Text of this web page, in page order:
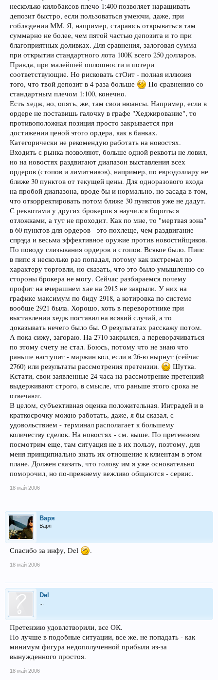
несколько килобаксов плечо 1:400 позволяет наращивать
депозит быстро, если пользоваться умеючи, даже, при
соблюдении ММ. Я, например, стараюсь открываться там
суммарно не более, чем пятой частью депозита и то при
благоприятных доливках. Для сравнения, залоговая сумма
при открытии стандартного лота 100К всего 250 долларов.
Правда, при малейшей оплошности и потери
соответствующие. Но рисковать стОит - полная иллюзия
того, что твой депозит в 4 раза больше
По сравнению со
стандартным плечом 1:100, конечно.
Есть хедж, но, опять, же, там свои нюансы. Например, если в
ордере не поставишь галочку в графе "Хеджирование", то
противоположная позиция просто закрывается при
достижении ценой этого ордера, как в банках.
Категорически не рекомендую работать на новостях.
Входить с рынка позволяют, больше одной реквоты не ловил,
но на новостях раздвигают диапазон выставления всех
ордеров (стопов и лимитников), например, по евродоллару не
ближе 30 пунктов от текущей цены. Для одноразового входа
на пробой диапазона, вроде бы и нормально, но засада в том,
что откорректировать потом ближе 30 пунктов уже не дадут.
С реквотами у других брокеров я научился бороться
отложками, а тут не проходит. Как по мне, то "мертвая зона"
в 60 пунктов для ордеров - это похлеще, чем раздвигание
спрэда и весьма эффективное оружие против новостийщиков.
По поводу слизывания ордеров и стопов. Всякое было. Пипс
в пипс я несколько раз попадал, потому как экстремал по
характеру торговли, но сказать, что это было умышленно со
стороны брокера не могу. Сейчас разбираемся почему
профит на вчерашнем хае на 2915 не закрыли. У них на
графике максимум по биду 2918, а котировка по системе
вообще 2921 была. Хорошо, хоть в переворотнике при
выставлении хедж поставил на всякий случай, а то
доказывать нечего было бы. О результатах расскажу потом.
А пока сижу, загораю. На 2710 закрылся, а переворачиваться
по этому счету не стал. Боюсь, потому что не знаю что
раньше наступит - маржин кол, если в 26-ю нырнут (сейчас
2760) или результаты рассмотрения претензии.
Шутка.
Кстати, свои заявленные 24 часа на рассмотрение претензий
выдерживают строго, в смысле, что раньше этого срока не
отвечают.
В целом, субъективная оценка положительная. Интрадей и в
краткосрочку можно работать, даже, я бы сказал, с
удовольствием - терминал располагает к большему
количеству сделок. На новостях - см. выше. По претензиям
посмотрим еще, там ситуация не в их пользу, поэтому, для
меня принципиально знать их отношение к клиентам в этом
плане. Должен сказать, что голову им я уже основательно
поморочил, но по-прежнему вежливо общаются - сервис.
18 май 2006
Варя
Варя
Спасибо за инфу, Del .
18 май 2006
Del
Претензию удовлетворили, все ОК.
Но лучше в подобные ситуации, все же, не попадать - как
минимум фигура недополученной прибыли из-за
вынужденного простоя.
18 май 2006